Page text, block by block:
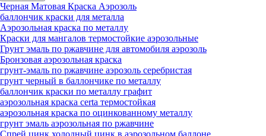
Черная Матовая Краска Аэрозоль
баллончик краски для металла
Аэрозольная краска по металлу
Краски для мангалов термостойкие аэрозольные
Грунт эмаль по ржавчине для автомобиля аэрозоль
Бронзовая аэрозольная краска
грунт-эмаль по ржавчине аэрозоль серебристая
грунт черный в баллончике по металлу
баллончик краски по металлу графит
аэрозольная краска certa термостойкая
аэрозольная краска по оцинкованному металлу
грунт эмаль аэрозольная по ржавчине
Спрей цинк холодный цинк в аэрозольном баллоне